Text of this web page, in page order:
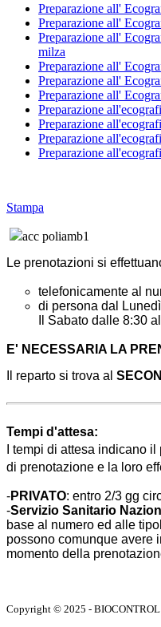
Preparazione all'
Preparazione all'
Preparazione all'
milza
Preparazione all'
Preparazione all'
Preparazione all'
Preparazione
Preparazione
Preparazione
Preparazione
Stampa
Le prenotazioni si
telefonicamente al
di persona dal
Il Sabato dalle 8:30
E' NECESSARIA LA
Il reparto si trova al
Tempi d'attesa:
I tempi di attesa indicano
di prenotazione e la loro
-PRIVATO: entro 2/3 gg
-Servizio Sanitario
base al numero ed alle
possono comunque avere
momento della
Copyright © 2025 - BIOCONTROL